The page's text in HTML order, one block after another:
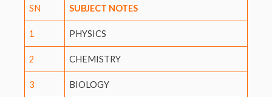
SN SUBJECT NOTES
1 PHYSICS
2 CHEMISTRY
3 BIOLOGY